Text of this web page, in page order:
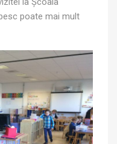
poate mai mult